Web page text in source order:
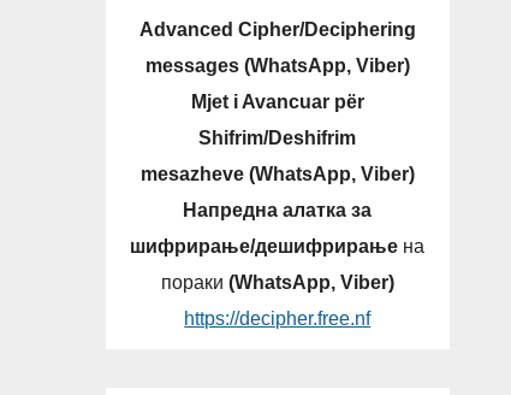
Advanced Cipher/Deciphering
messages (WhatsApp, Viber)
Mjet i Avancuar për
Shifrim/Deshifrim
mesazheve (WhatsApp, Viber)
Напредна алатка за
шифрирање/дешифрирање на
пораки (WhatsApp, Viber)
https://decipher.free.nf